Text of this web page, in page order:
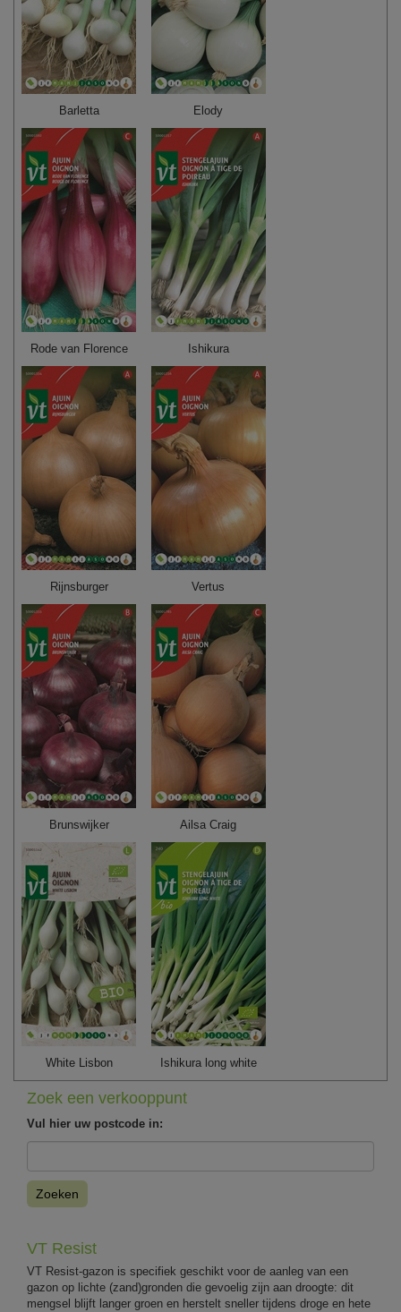
Barletta Elody
Rode van Florence Ishikura
Rijnsburger Vertus
Brunswijker Ailsa Craig
White Lisbon Ishikura long white
Zoek een verkooppunt
Vul hier uw postcode in:
Zoeken
VT Resist
VT Resist-gazon is specifiek geschikt voor de aanleg van een
gazon op lichte (zand)gronden die gevoelig zijn aan droogte: dit
mengsel blijft langer groen en herstelt sneller tijdens droge en hete